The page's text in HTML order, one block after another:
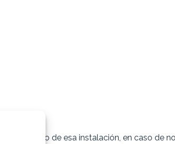
a cargo de esa instalación, en caso de no